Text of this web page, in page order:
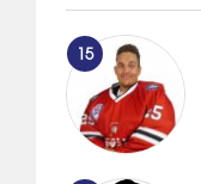
15